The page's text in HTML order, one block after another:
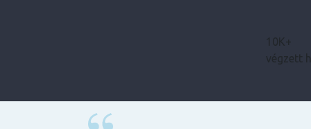
10K+
végzett